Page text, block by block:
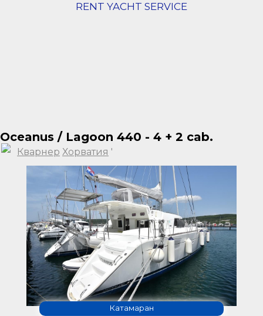
RENT YACHT SERVICE
Oceanus / Lagoon 440 - 4 + 2 cab.
Кварнер Хорватия '
Катамаран